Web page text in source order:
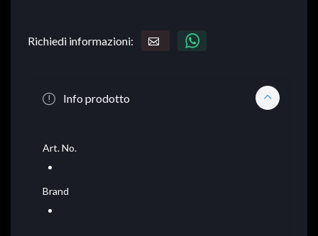
Richiedi informazioni:
Info prodotto
Art. No.
Brand